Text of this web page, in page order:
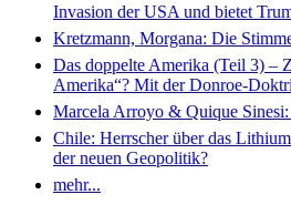
Invasion der USA und bietet
Kretzmann, Morgana: Die
Das doppelte Amerika (Teil 3) –
Amerika“? Mit der Donroe-
Marcela Arroyo & Quique
Chile: Herrscher über das
der neuen Geopolitik?
mehr...